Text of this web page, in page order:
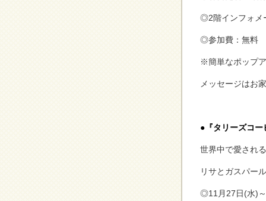
◎2階インフォメ
◎参加費：無料
※簡単なポップ
メッセージはお
● 『タリーズコー
世界中で愛され
リサとガスパー
◎11月27日(水)